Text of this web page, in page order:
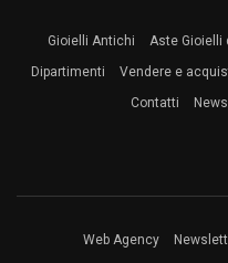
Gioielli Antichi Aste Gioielli
Dipartimenti
Vendere e
Contatti
Web Agency